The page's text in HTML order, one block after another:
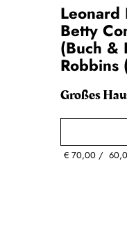
Leonard
Betty
(Buch &
Robbins
Großes
€ 70,00